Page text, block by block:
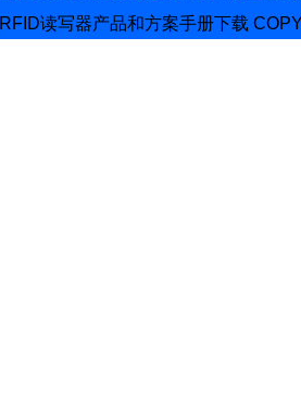
RFID读写器产品和方案手册下载